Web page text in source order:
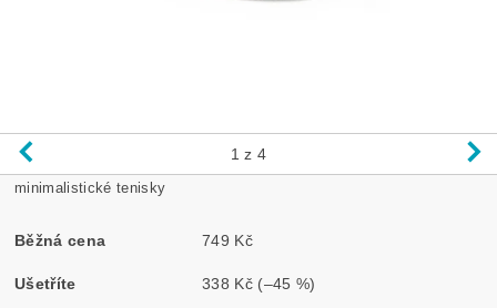
1 z 4
minimalistické tenisky
Běžná cena 749 Kč
Ušetříte 338 Kč (–45 %)